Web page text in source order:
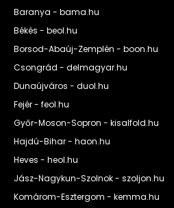
Baranya - bama.hu
Békés - beol.hu
Borsod-Abaúj-Zemplén - boon.hu
Csongrád - delmagyar.hu
Dunaújváros - duol.hu
Fejér - feol.hu
Győr-Moson-Sopron - kisalfold.hu
Hajdú-Bihar - haon.hu
Heves - heol.hu
Jász-Nagykun-Szolnok - szoljon.hu
Komárom-Esztergom - kemma.hu